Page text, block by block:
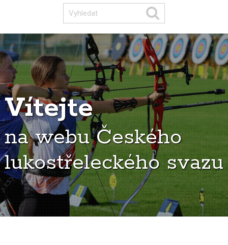
Vítejte
na webu Českého
lukostřeleckého svazu